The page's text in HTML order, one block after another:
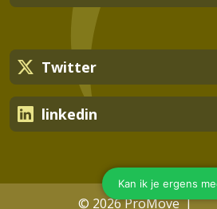
Twitter
linkedin
© 2026 ProMove